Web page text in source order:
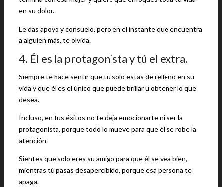
en su dolor.
Le das apoyo y consuelo, pero en el instante que encuentra
a alguien más, te olvida.
4. Él es la protagonista y tú el extra.
Siempre te hace sentir que tú solo estás de relleno en su
vida y que él es el único que puede brillar u obtener lo que
desea.
Incluso, en tus éxitos no te deja emocionarte ni ser la
protagonista, porque todo lo mueve para que él se robe la
atención.
Sientes que solo eres su amigo para que él se vea bien,
mientras tú pasas desapercibido, porque esa persona te
apaga.